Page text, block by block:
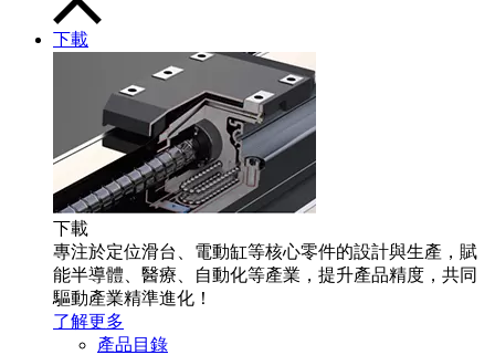
下載
下載
專注於定位滑台、電動缸等核心零件的設計與生產，賦
能半導體、醫療、自動化等產業，提升產品精度，共同
驅動產業精準進化！
了解更多
產品目錄